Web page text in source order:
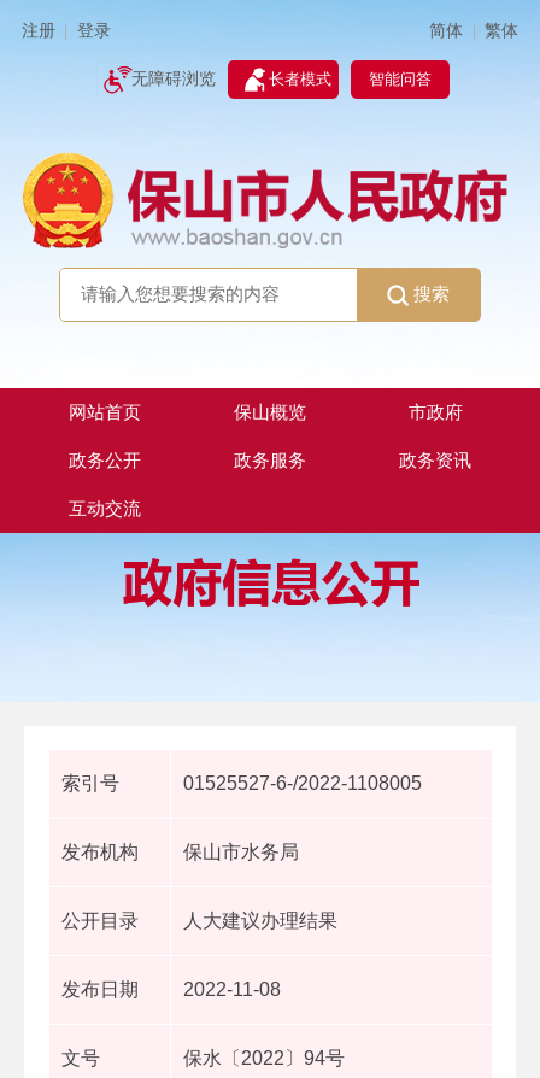
注册 登录 简体 | 繁体
无障碍浏览 长者模式 智能问答
搜索
网站首页 保山概览 市政府
政务公开 政务服务 政务资讯
互动交流
索引号 01525527-6-/2022-1108005
发布机构 保山市水务局
公开目录 人大建议办理结果
发布日期 2022-11-08
文号 保水〔2022〕94号